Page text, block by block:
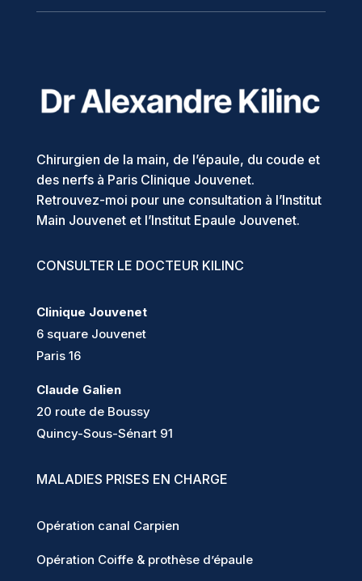
Chirurgien de la main, de l’épaule, du coude et
des nerfs à Paris Clinique Jouvenet.
Retrouvez-moi pour une consultation à l’Institut
Main Jouvenet et l’Institut Epaule Jouvenet.
CONSULTER LE DOCTEUR KILINC
Clinique Jouvenet
6 square Jouvenet
Paris 16
Claude Galien
20 route de Boussy
Quincy-Sous-Sénart 91
MALADIES PRISES EN CHARGE
Opération canal Carpien
Opération Coiffe & prothèse d’épaule